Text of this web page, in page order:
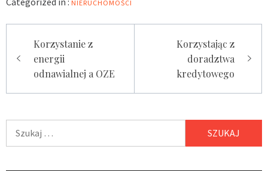
NIERUCHOMOŚCI
wpisuKorzystanie z
energii
odnawialnej a OZE
Korzystając z
doradztwa
kredytowego